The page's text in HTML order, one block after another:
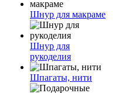
Шнур для макраме
Шнур для
рукоделия
Шпагаты, нити